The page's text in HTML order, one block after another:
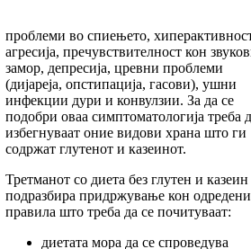
проблеми во спиењето,
агресија, пречувствителност кон
замор, депресија, цревни проблеми
(дијареја, опстипација, гасови), ушни
инфекции дури и конвулзии. За да се
подобри оваа симптоматологија треба
избегнуваат оние видови храна што ги
содржат глутенот и казеинот.
Третманот со диета без глутен и казеин
подразбира придржување кон одредени
правила што треба да се почитуваат:
диетата мора да се спроведува